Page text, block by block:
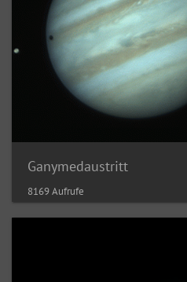
Ganymedaustritt
8169 Aufrufe